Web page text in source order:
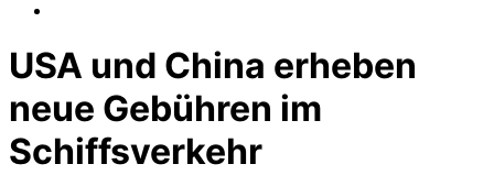
USA und China erheben
neue Gebühren im
Schiffsverkehr